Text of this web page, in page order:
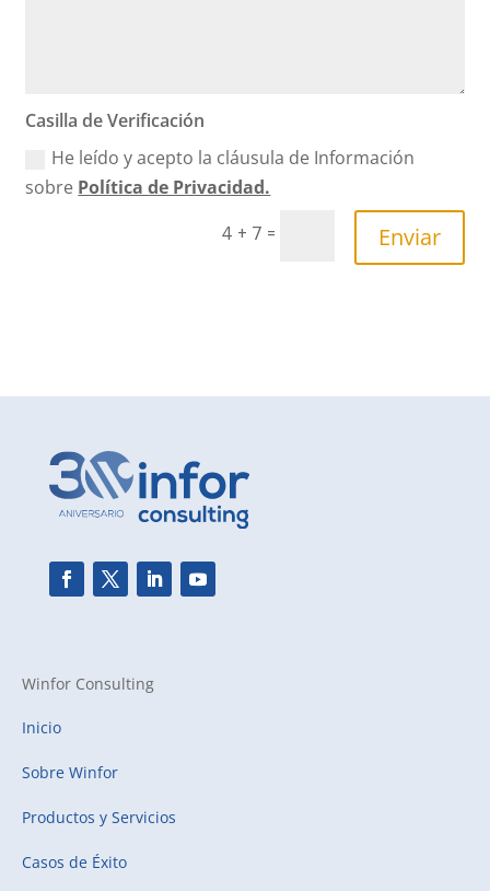
Casilla de Verificación
He leído y acepto la cláusula de Información
sobre Política de Privacidad.
4 + 7 = Enviar
Winfor Consulting
Inicio
Sobre Winfor
Productos y Servicios
Casos de Éxito